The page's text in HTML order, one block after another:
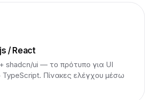
/ React
shadcn/ui — το πρότυπο για UI
TypeScript. Πίνακες ελέγχου μέσω